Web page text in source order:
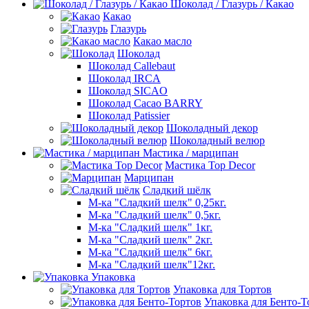
Шоколад / Глазурь / Какао
Какао
Глазурь
Какао масло
Шоколад
Шоколад Callebaut
Шоколад IRCA
Шоколад SICAO
Шоколад Cacao BARRY
Шоколад Patissier
Шоколадный декор
Шоколадный велюр
Мастика / марципан
Мастика Top Decor
Марципан
Сладкий шёлк
М-ка "Сладкий шелк" 0,25кг.
М-ка "Сладкий шелк" 0,5кг.
М-ка "Сладкий шелк" 1кг.
М-ка "Сладкий шелк" 2кг.
М-ка "Сладкий шелк" 6кг.
М-ка "Сладкий шелк"12кг.
Упаковка
Упаковка для Тортов
Упаковка для Бенто-